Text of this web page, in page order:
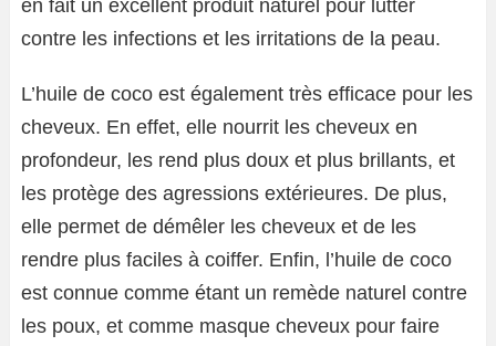
en fait un excellent produit naturel pour lutter
contre les infections et les irritations de la peau.
L’huile de coco est également très efficace pour les
cheveux. En effet, elle nourrit les cheveux en
profondeur, les rend plus doux et plus brillants, et
les protège des agressions extérieures. De plus,
elle permet de démêler les cheveux et de les
rendre plus faciles à coiffer. Enfin, l’huile de coco
est connue comme étant un remède naturel contre
les poux, et comme masque cheveux pour faire